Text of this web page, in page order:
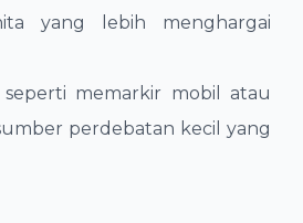
yang lebih menghargai
memarkir mobil atau
perdebatan kecil yang